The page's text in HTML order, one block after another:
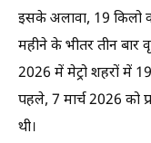
इसके अलावा, 19 किलो
महीने के भीतर तीन बार
2026 में मेट्रो शहरों में
पहले, 7 मार्च 2026 को
थी।